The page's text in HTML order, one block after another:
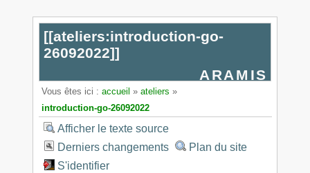
[[ateliers:introduction-go-
26092022]]
ARAMIS
Vous êtes ici : accueil » ateliers »
introduction-go-26092022
Afficher le texte source
Derniers changements
Plan du site
S'identifier